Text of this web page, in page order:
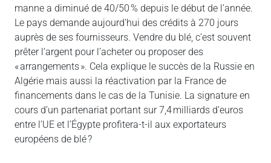
manne a diminué de 40/50 % depuis le début de l’année.
Le pays demande aujourd’hui des crédits à 270 jours
auprès de ses fournisseurs. Vendre du blé, c’est souvent
prêter l’argent pour l’acheter ou proposer des
« arrangements ». Cela explique le succès de la Russie en
Algérie mais aussi la réactivation par la France de
financements dans le cas de la Tunisie. La signature en
cours d’un partenariat portant sur 7,4 milliards d’euros
entre l’UE et l’Égypte profitera-t-il aux exportateurs
européens de blé ?